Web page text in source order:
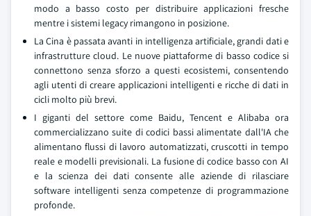
modo a basso costo per distribuire applicazioni fresche
mentre i sistemi legacy rimangono in posizione.
La Cina è passata avanti in intelligenza artificiale, grandi dati e
infrastrutture cloud. Le nuove piattaforme di basso codice si
connettono senza sforzo a questi ecosistemi, consentendo
agli utenti di creare applicazioni intelligenti e ricche di dati in
cicli molto più brevi.
I giganti del settore come Baidu, Tencent e Alibaba ora
commercializzano suite di codici bassi alimentate dall'IA che
alimentano flussi di lavoro automatizzati, cruscotti in tempo
reale e modelli previsionali. La fusione di codice basso con AI
e la scienza dei dati consente alle aziende di rilasciare
software intelligenti senza competenze di programmazione
profonde.